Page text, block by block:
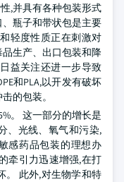
,并具有各种包装形式
瓶子和带状包是主要
轻度性质正在刺激对
生产、出口包装和降
益关注还进一步导致
和PLA,以开发有破坏
的包装。
。 这一部分的增长是
、光线、氧气和污染,
感药品包装的理想办
牵引力迅速增强,在打
。 此外,对生物学和特